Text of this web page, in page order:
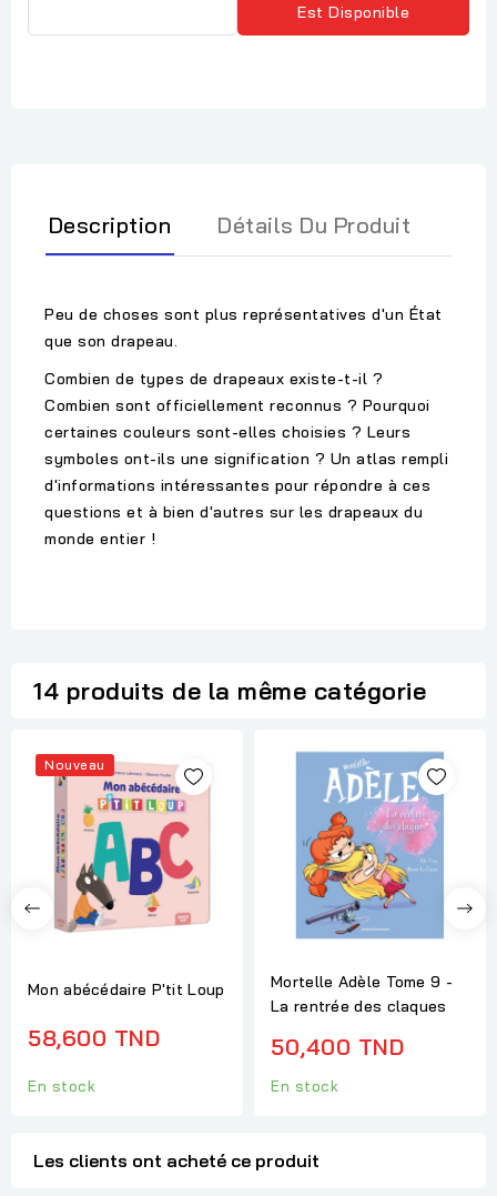
Est Disponible
Description Détails Du Produit
Peu de choses sont plus représentatives d'un État
que son drapeau.
Combien de types de drapeaux existe-t-il ?
Combien sont officiellement reconnus ? Pourquoi
certaines couleurs sont-elles choisies ? Leurs
symboles ont-ils une signification ? Un atlas rempli
d'informations intéressantes pour répondre à ces
questions et à bien d'autres sur les drapeaux du
monde entier !
14 produits de la même catégorie
Nouveau
Mon abécédaire P'tit Loup
58,600 TND
En stock
Mortelle Adèle Tome 9 -
La rentrée des claques
50,400 TND
En stock
Les clients ont acheté ce produit